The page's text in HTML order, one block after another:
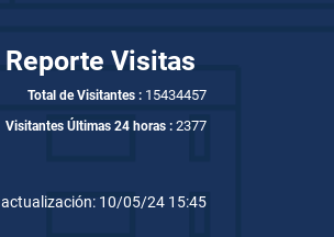
Reporte Visitas
Total de Visitantes : 15434457
Visitantes Últimas 24 horas : 2377
10/05/24 15:45